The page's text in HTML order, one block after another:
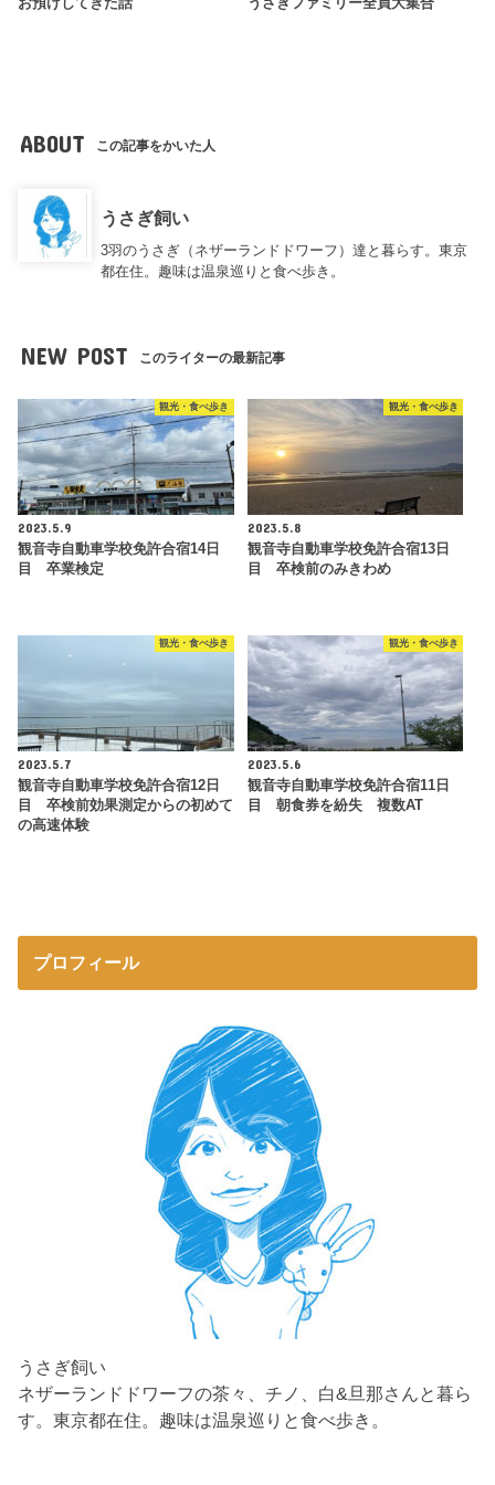
お預けしてきた話 うさぎファミリー全員大集合
ABOUT この記事をかいた人
うさぎ飼い
3羽のうさぎ（ネザーランドドワーフ）達と暮らす。東京
都在住。趣味は温泉巡りと食べ歩き。
NEW POST このライターの最新記事
観光・食べ歩き
2023.5.9
観音寺自動車学校免許合宿14日
目 卒業検定
観光・食べ歩き
2023.5.8
観音寺自動車学校免許合宿13日
目 卒検前のみきわめ
観光・食べ歩き
2023.5.7
観音寺自動車学校免許合宿12日
目 卒検前効果測定からの初めて
の高速体験
観光・食べ歩き
2023.5.6
観音寺自動車学校免許合宿11日
目 朝食券を紛失 複数AT
プロフィール
うさぎ飼い
ネザーランドドワーフの茶々、チノ、白&旦那さんと暮ら
す。東京都在住。趣味は温泉巡りと食べ歩き。